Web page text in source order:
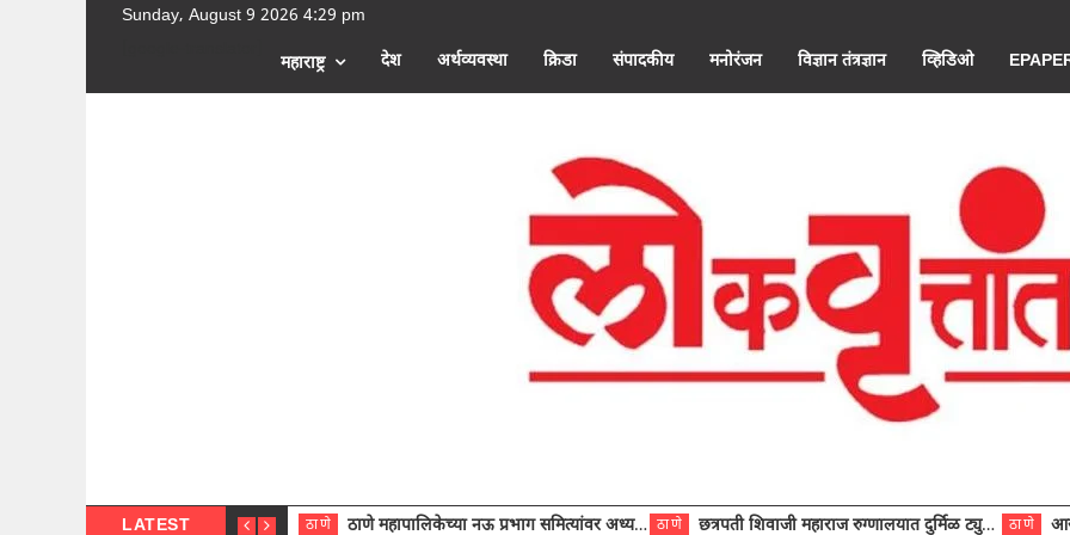
Sunday, August 9 2026 4:29 pm
महाराष्ट्र देश अर्थव्यवस्था क्रिडा संपादकीय मनोरंजन विज्ञान तंत्रज्ञान व्हिडिओ
LATEST ठाणे ठाणे महापालिकेच्या नऊ प्रभाग समित्यांवर अध्यक्ष विराजमान ठाणे छत्रपती शिवाजी महाराज रुग्णालयात दुर्मिळ ट्युमरची यशस्वी शस्त्रक्रिया ठाणे आरोग्य